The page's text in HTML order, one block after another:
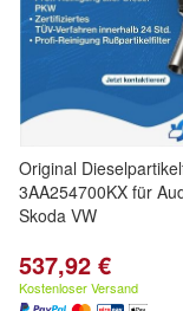
Original
3AA254700KX für
Skoda VW
537,92 €
Kostenloser Versand